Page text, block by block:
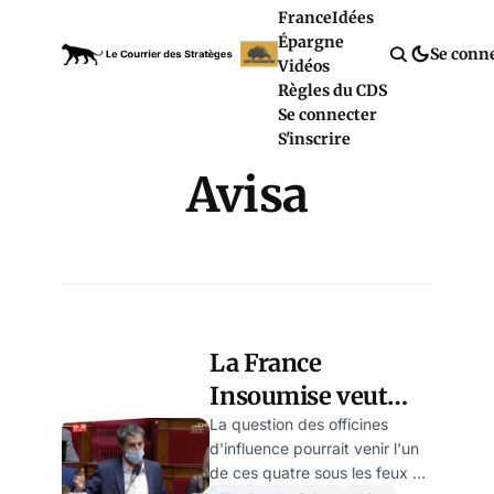
FranceIdées
Épargne
Vidéos
Règles du CDS
Se connecter
S'inscrire
Se
Avisa
La France
Insoumise veut
une commission
parlementaire sur
La question des officines
d'influence pourrait venir l'un
de ces quatre sous les feux de